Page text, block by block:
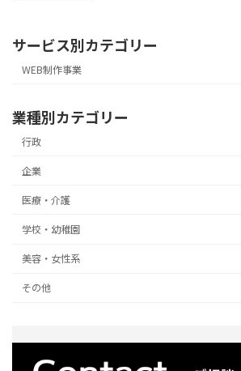
サービス別カテゴリー
WEB制作事業
業種別カテゴリー
行政
企業
医療・介護
学校・幼稚園
美容・女性系
その他